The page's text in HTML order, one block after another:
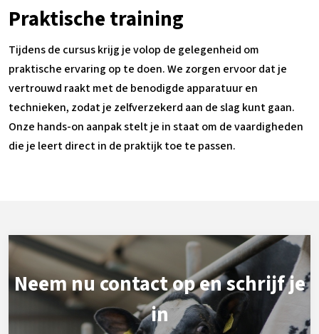
Praktische training
Tijdens de cursus krijg je volop de gelegenheid om
praktische ervaring op te doen. We zorgen ervoor dat je
vertrouwd raakt met de benodigde apparatuur en
technieken, zodat je zelfverzekerd aan de slag kunt gaan.
Onze hands-on aanpak stelt je in staat om de vaardigheden
die je leert direct in de praktijk toe te passen.
Neem nu contact op en schrijf je
in